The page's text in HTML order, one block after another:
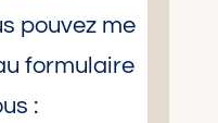
pouvez me
formulaire
: